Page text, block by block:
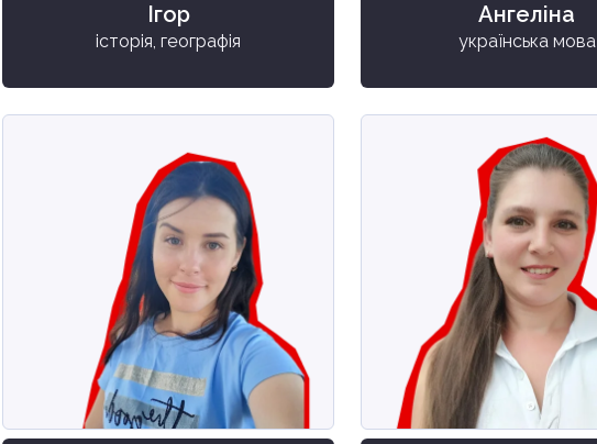
Ігор
історія, географія
Ангеліна
українська мова